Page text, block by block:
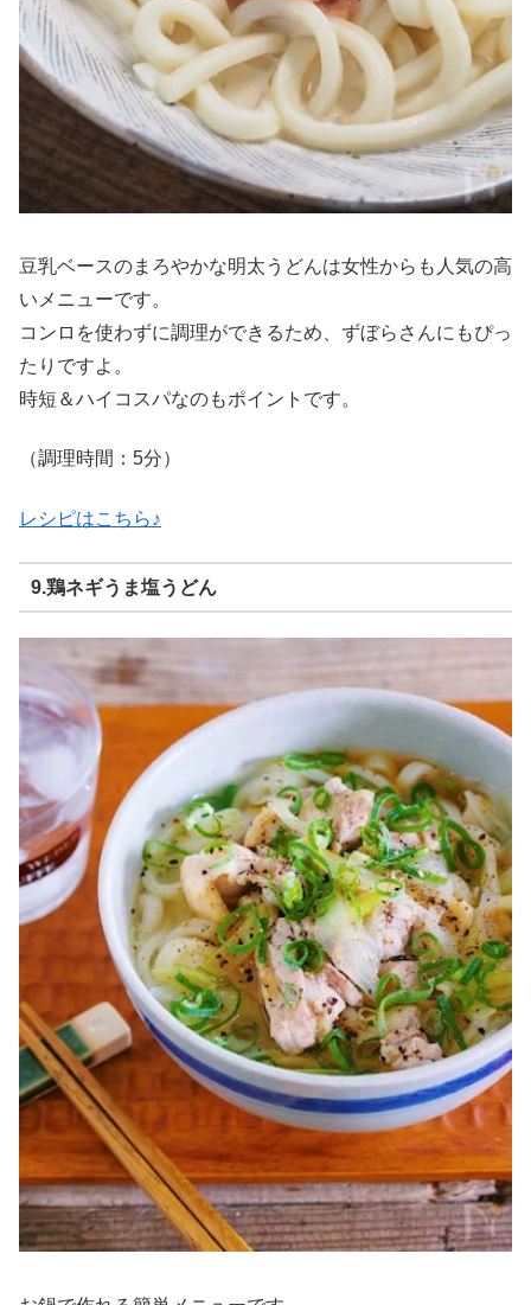
豆乳ベースのまろやかな明太うどんは女性からも人気の高
いメニューです。
コンロを使わずに調理ができるため、ずぼらさんにもぴっ
たりですよ。
時短＆ハイコスパなのもポイントです。
（調理時間：5分）
レシピはこちら♪
9.鶏ネギうま塩うどん